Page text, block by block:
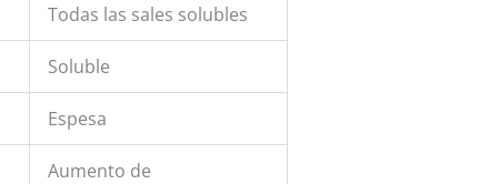
Todas las sales solubles
Soluble
Espesa
Aumento de